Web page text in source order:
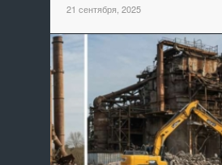
21 сентября, 2025